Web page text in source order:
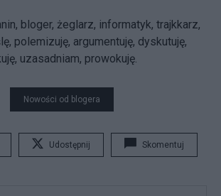
bloger, żeglarz, informatyk, trajkkarz,
polemizuję, argumentuję, dyskutuję,
uzasadniam, prowokuję.
Nowości od blogera
Udostępnij Skomentuj